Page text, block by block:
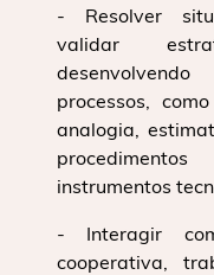
- Resolver
validar
processos,
analogia,
instrumentos
- Interagir
cooperativa,